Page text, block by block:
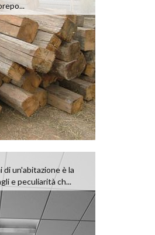
un'abitazione è la
e peculiarità ch...